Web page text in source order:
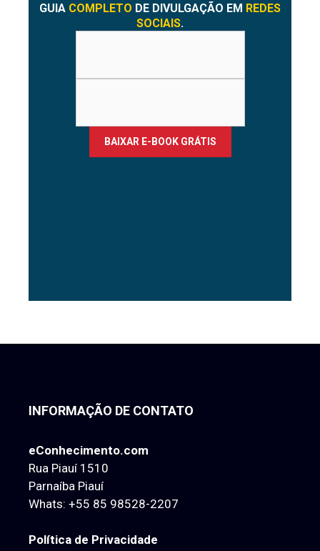
GUIA COMPLETO DE DIVULGAÇÃO EM REDES
SOCIAIS.
INFORMAÇÃO DE CONTATO
eConhecimento.com
Rua Piauí 1510
Parnaíba Piauí
Whats: +55 85 98528-2207
Política de Privacidade